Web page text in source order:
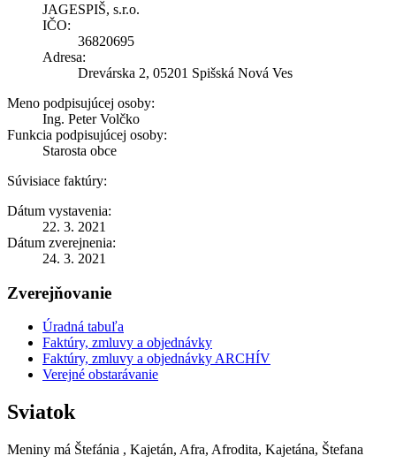
JAGESPIŠ, s.r.o.
IČO:
36820695
Adresa:
Drevárska 2, 05201 Spišská Nová Ves
Meno podpisujúcej osoby:
Ing. Peter Volčko
Funkcia podpisujúcej osoby:
Starosta obce
Súvisiace faktúry:
Dátum vystavenia:
22. 3. 2021
Dátum zverejnenia:
24. 3. 2021
Zverejňovanie
Úradná tabuľa
Faktúry, zmluvy a objednávky
Faktúry, zmluvy a objednávky ARCHÍV
Verejné obstarávanie
Sviatok
Meniny má Štefánia , Kajetán, Afra, Afrodita, Kajetána, Štefana